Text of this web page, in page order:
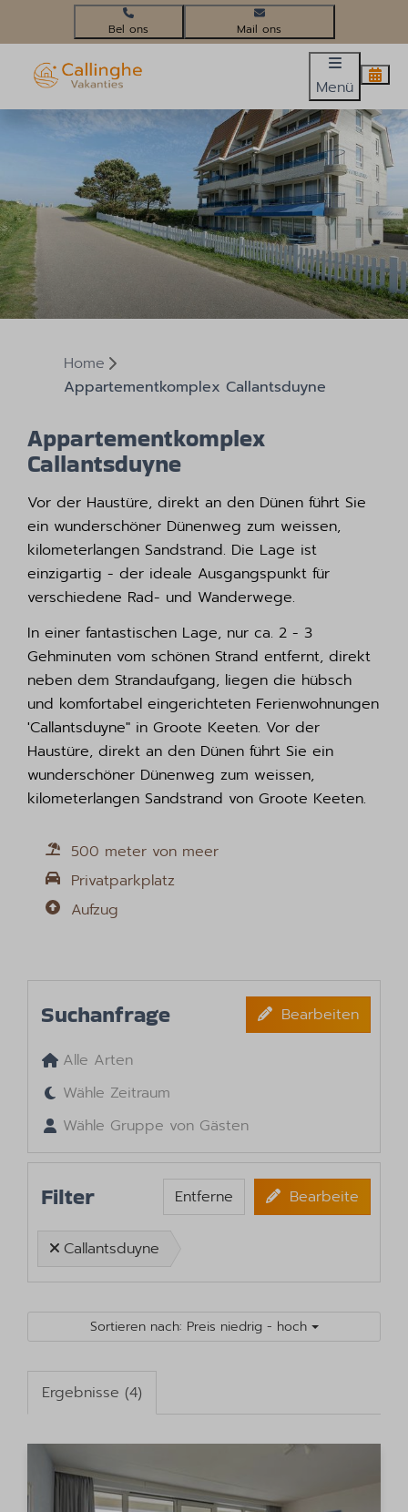
+31(0)224 58 3452 info@callinghevakanties.nl
Menü
Home
Appartementkomplex Callantsduyne
Appartementkomplex
Callantsduyne
Vor der Haustüre, direkt an den Dünen führt Sie
ein wunderschöner Dünenweg zum weissen,
kilometerlangen Sandstrand. Die Lage ist
einzigartig - der ideale Ausgangspunkt für
verschiedene Rad- und Wanderwege.
In einer fantastischen Lage, nur ca. 2 - 3
Gehminuten vom schönen Strand entfernt, direkt
neben dem Strandaufgang, liegen die hübsch
und komfortabel eingerichteten Ferienwohnungen
'Callantsduyne" in Groote Keeten. Vor der
Haustüre, direkt an den Dünen führt Sie ein
wunderschöner Dünenweg zum weissen,
kilometerlangen Sandstrand von Groote Keeten.
500 meter von meer
Privatparkplatz
Aufzug
Suchanfrage Bearbeiten
Alle Arten
Wähle Zeitraum
Wähle Gruppe von Gästen
Filter Entferne Bearbeite
Callantsduyne
Sortieren nach: Preis niedrig - hoch
Ergebnisse (4)